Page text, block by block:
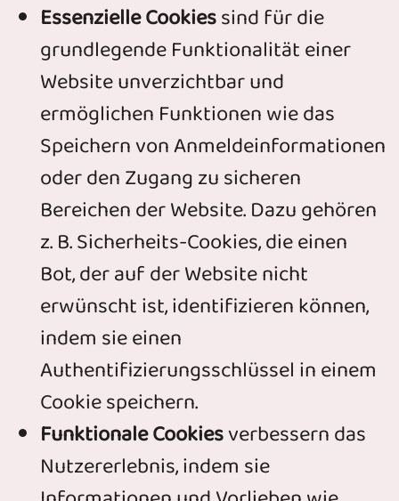
Essenzielle Cookiessind für die
grundlegende Funktionalität einer
Website unverzichtbar und
ermöglichen Funktionen wie das
Speichern von Anmeldeinformationen
oder den Zugang zu sicheren
Bereichen der Website. Dazu gehören
z. B. Sicherheits-Cookies, die einen
Bot, der auf der Website nicht
erwünscht ist, identifizieren können,
indem sie einen
Authentifizierungsschlüssel in einem
Cookie speichern.
Funktionale Cookiesverbessern das
Nutzererlebnis, indem sie